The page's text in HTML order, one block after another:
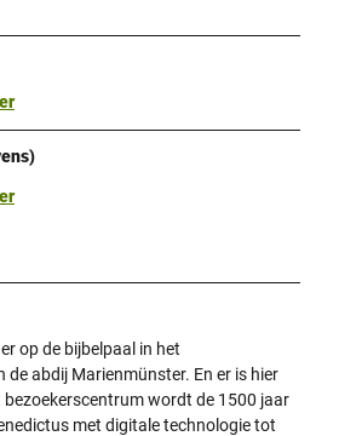
op de bijbelpaal in het
de abdij Marienmünster. En er is hier
bezoekerscentrum wordt de 1500 jaar
met digitale technologie tot